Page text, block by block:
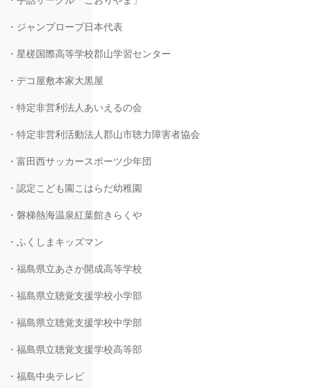
・ジャンプロープ日本代表
・星槎国際高等学校郡山学習センター
・デコ屋敷本家大黒屋
・特定非営利法人あいえるの会
・特定非営利活動法人郡山市聴力障害者協会
・富田西サッカースポーツ少年団
・認定こども園こはらだ幼稚園
・磐梯熱海温泉紅葉館きらくや
・ふくしまキッズマン
・福島県立あさか開成高等学校
・福島県立聴覚支援学校小学部
・福島県立聴覚支援学校中学部
・福島県立聴覚支援学校高等部
・福島中央テレビ